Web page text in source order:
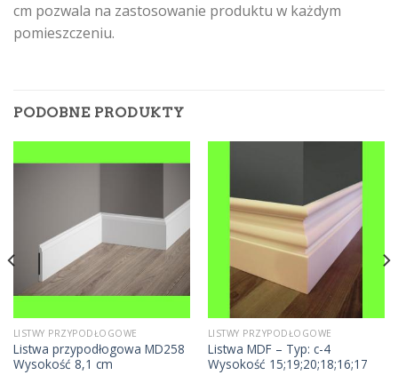
cm pozwala na zastosowanie produktu w każdym
pomieszczeniu.
PODOBNE PRODUKTY
LISTWY PRZYPODŁOGOWE
Listwa przypodłogowa MD258
Wysokość 8,1 cm
LISTWY PRZYPODŁOGOWE
Listwa MDF – Typ: c-4
Wysokość 15;19;20;18;16;17